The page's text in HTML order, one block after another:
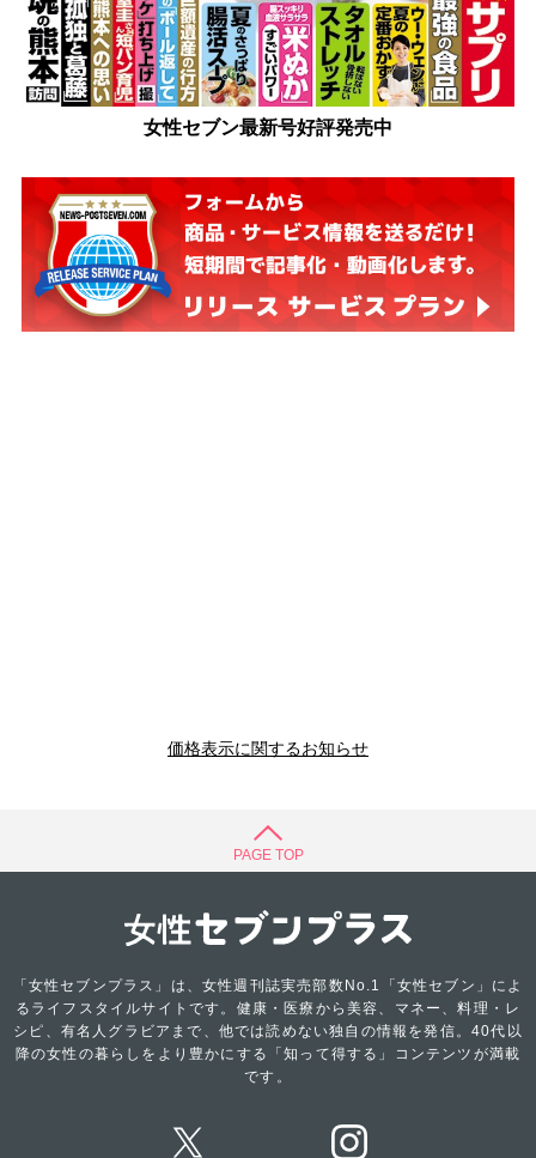
女性セブン最新号好評発売中
価格表示に関するお知らせ
PAGE TOP
「女性セブンプラス」は、女性週刊誌実売部数No.1「女性セブン」によ
るライフスタイルサイトです。健康・医療から美容、マネー、料理・レ
シピ、有名人グラビアまで、他では読めない独自の情報を発信。40代以
降の女性の暮らしをより豊かにする「知って得する」コンテンツが満載
です。